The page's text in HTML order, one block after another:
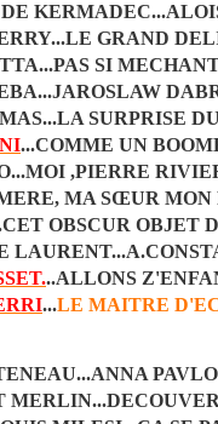
GRAND
SI
SURPRISE
...COMME UN
,PIERRE
MA SŒUR MON
OBSCUR OBJET
..ALLONS
...LE MAITRE